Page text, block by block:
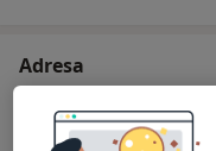
Adresa
Ambulance